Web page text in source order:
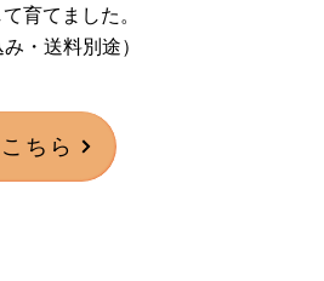
育てました。
・送料別途）
ちら